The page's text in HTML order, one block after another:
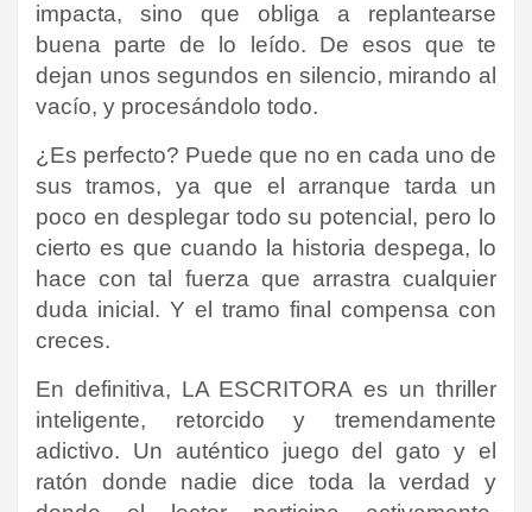
impacta, sino que obliga a replantearse
buena parte de lo leído. De esos que te
dejan unos segundos en silencio, mirando al
vacío, y procesándolo todo.
¿Es perfecto? Puede que no en cada uno de
sus tramos, ya que el arranque tarda un
poco en desplegar todo su potencial, pero lo
cierto es que cuando la historia despega, lo
hace con tal fuerza que arrastra cualquier
duda inicial. Y el tramo final compensa con
creces.
En definitiva, LA ESCRITORA es un thriller
inteligente, retorcido y tremendamente
adictivo. Un auténtico juego del gato y el
ratón donde nadie dice toda la verdad y